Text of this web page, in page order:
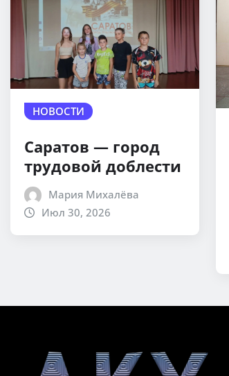
НОВОСТИ
Саратов — город
трудовой доблести
Мария Михалёва
Июл 30, 2026